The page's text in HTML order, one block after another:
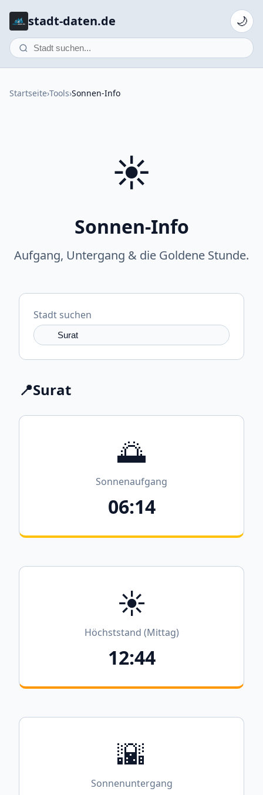
stadt-daten.de 🌙
Startseite›Tools›Sonnen-Info
☀️
Sonnen-Info
Aufgang, Untergang & die Goldene Stunde.
Stadt suchen
📍Surat
🌅
Sonnenaufgang
06:14
☀️
Höchststand (Mittag)
12:44
🌇
Sonnenuntergang